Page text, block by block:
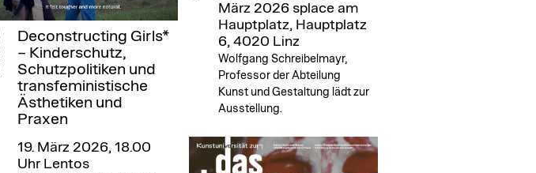
März 2026splace am
Hauptplatz, Hauptplatz
6, 4020 Linz
Wolfgang Schreibelmayr,
Professor der Abteilung
Kunst und Gestaltung lädt zur
Ausstellung.
Deconstructing Girls*
– Kinderschutz,
Schutzpolitiken und
transfeministische
Ästhetiken und
Praxen
19. März 2026, 18.00
Uhr Lentos